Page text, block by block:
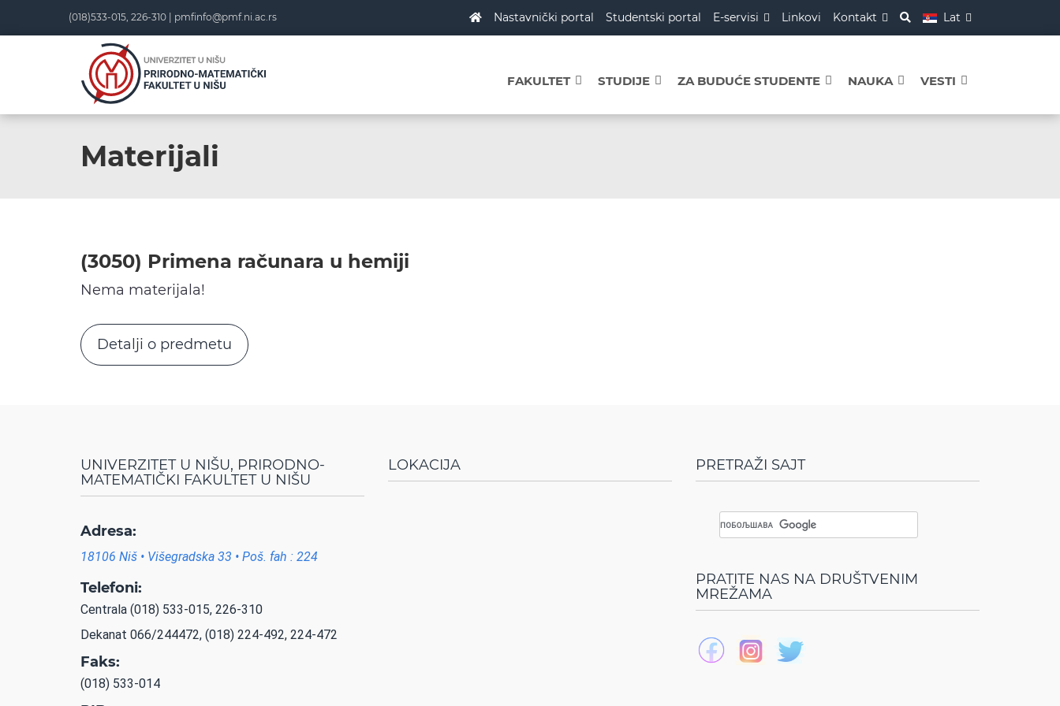
(018)533-015, 226-310 | pmfinfo@pmf.ni.ac.rs Nastavnički portal Studentski portal E-servisi Linkovi Kontakt Lat
FAKULTET STUDIJE ZA BUDUĆE STUDENTE NAUKA VESTI
Materijali
(3050) Primena računara u hemiji
Nema materijala!
Detalji o predmetu
UNIVERZITET U NIŠU, PRIRODNO-
MATEMATIČKI FAKULTET U NIŠU
Adresa:
18106 Niš • Višegradska 33 • Poš. fah : 224
Telefoni:
Centrala (018) 533-015, 226-310
Dekanat 066/244472, (018) 224-492, 224-472
Faks:
(018) 533-014
LOKACIJA PRETRAŽI SAJT
PRATITE NAS NA DRUŠTVENIM
MREŽAMA